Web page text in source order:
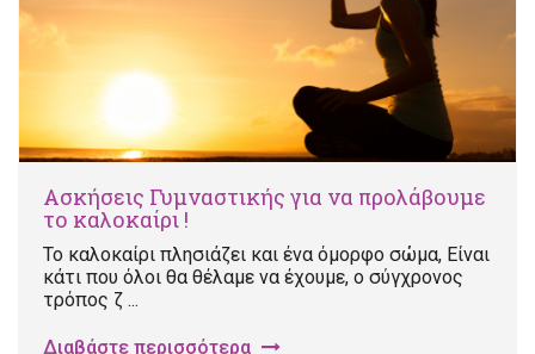
Ασκήσεις Γυμναστικής για να προλάβουμε
το καλοκαίρι !
Το καλοκαίρι πλησιάζει και ένα όμορφο σώμα, Είναι
κάτι που όλοι θα θέλαμε να έχουμε, ο σύγχρονος
τρόπος ζ ...
Διαβάστε περισσότερα